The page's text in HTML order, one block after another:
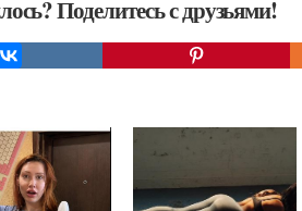
Поделитесь с друзьями!